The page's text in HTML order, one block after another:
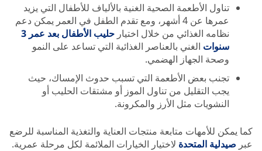
تناول الأطعمة الصحية الغنية بالألياف للأطفال التي يزيد
عمرها عن 4 أشهر، ومع تقدم الطفل في العمر يمكن دعم
نظامه الغذائي من خلال اختيار
حليب الأطفال بعد عمر 3
سنوات الغني بالعناصر الغذائية التي تساعد على النمو
وصحة الجهاز الهضمي.
تجنب بعض الأطعمة التي تسبب حدوث الإمساك، حيث
يجب التقليل من تناول الموز أو مشتقات الحليب أو
النشويات مثل الأرز والمكرونة.
كما يمكن للأمهات متابعة منتجات العناية والتغذية المناسبة للرضع
عبر صيدلية المتحدة لاختيار الخيارات الملائمة لكل مرحلة عمرية.